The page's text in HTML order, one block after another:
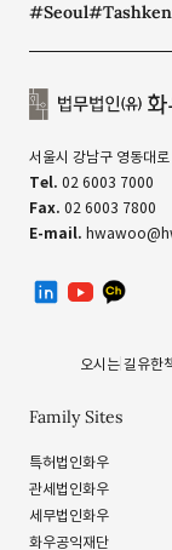
#Seoul
서울시 강남구 영동대
Tel. 02 6003 7000
Fax. 02 6003 7800
E-mail.
Family Sites
특허법인화우
관세법인화우
세무법인화우
화우공익재단
오시는 길 유한